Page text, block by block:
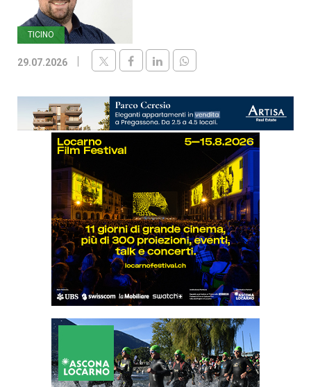
TICINO
29.07.2026